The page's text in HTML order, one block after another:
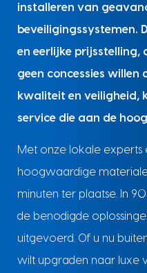
installeren van
beveiligingssystemen.
en eerlijke prijsstelling,
geen concessies willen
kwaliteit en veiligheid,
service die aan de
Met onze lokale
hoogwaardige
minuten ter plaatse. In
de benodigde
uitgevoerd. Of u nu
wilt upgraden naar luxe